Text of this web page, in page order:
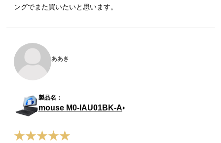
ングでまた買いたいと思います。
ああき
mouse M0-IAU01BK-A